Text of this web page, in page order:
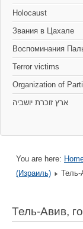
Holocaust
Звания в Цахале
Воспоминания
Terror victims
Organization of
You are here:
(Израиль)
Тель-
Тель-Авив,